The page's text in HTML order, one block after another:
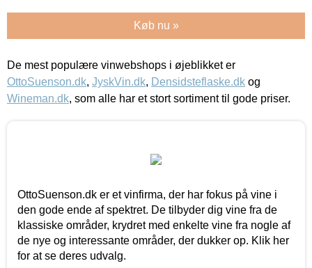
Køb nu »
De mest populære vinwebshops i øjeblikket er
OttoSuenson.dk, JyskVin.dk, Densidsteflaske.dk og
Wineman.dk, som alle har et stort sortiment til gode priser.
OttoSuenson.dk er et vinfirma, der har fokus på vine i
den gode ende af spektret. De tilbyder dig vine fra de
klassiske områder, krydret med enkelte vine fra nogle af
de nye og interessante områder, der dukker op. Klik her
for at se deres udvalg.